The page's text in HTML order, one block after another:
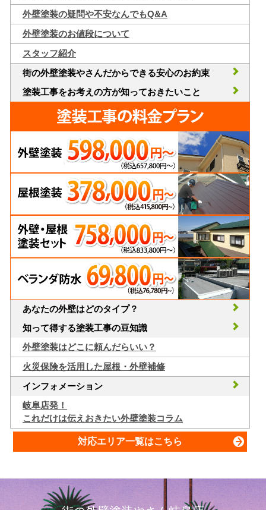
外壁塗装の疑問や不安なんでもQ&A
外壁塗装のお値段について
スタッフ紹介
街の外壁塗装やさんだからできる安心のお約束
塗装工事をお考えの方が知っておきたいこと
あなたの外壁はどのタイプ？
知って得する塗装工事の豆知識
外壁塗装はどこに頼んだらいい？
火災保険を活用した屋根・外壁補修
インフォメーション
岐阜店発！
これだけは伝えおきたい外壁塗装コラム
対応エリア一覧はこちら